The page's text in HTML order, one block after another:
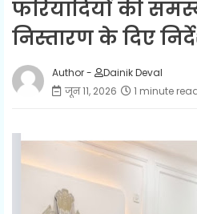
फरियादियों की
निस्तारण के दिए
Author -
Dainik Deval
जून 11, 2026
1 minute